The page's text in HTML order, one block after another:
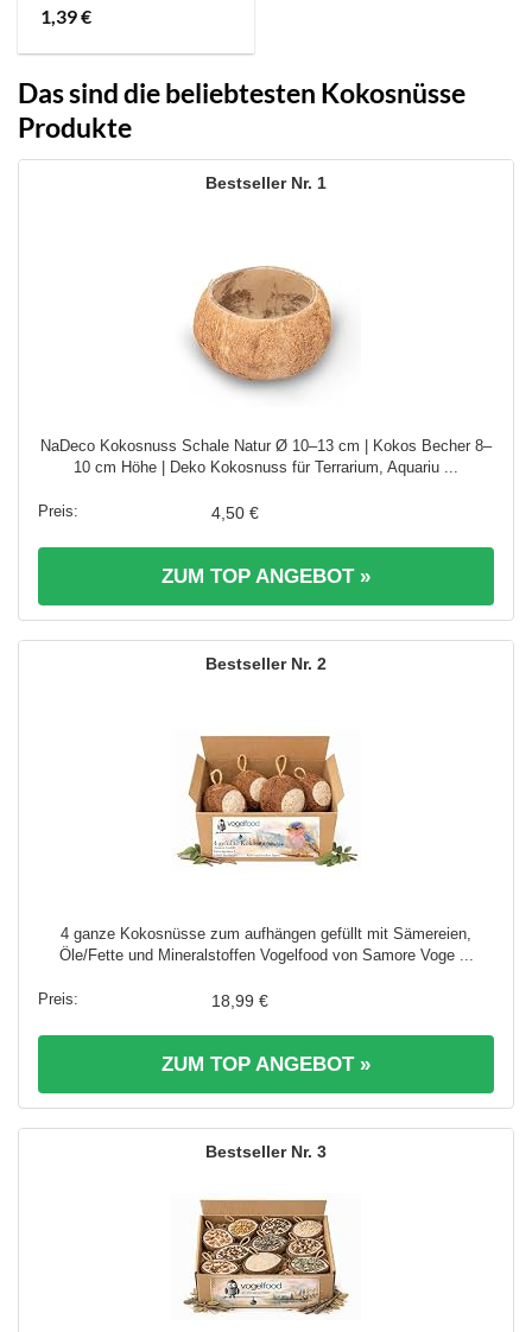
1,39€
Das sind die beliebtesten Kokosnüsse
Produkte
1
NaDeco Kokosnuss Schale Natur Ø 10–13 cm | Kokos Becher 8–
10 cm Höhe | Deko Kokosnuss für Terrarium, Aquariu ...
4,50 €
ZUM TOP ANGEBOT »
2
4 ganze Kokosnüsse zum aufhängen gefüllt mit Sämereien,
Öle/Fette und Mineralstoffen Vogelfood von Samore Voge ...
18,99 €
ZUM TOP ANGEBOT »
3